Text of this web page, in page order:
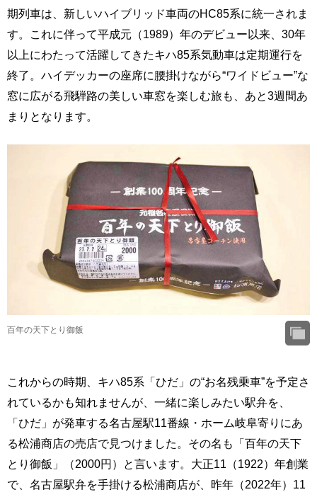
期列車は、新しいハイブリッド車両のHC85系に統一されま
す。これに伴って平成元（1989）年のデビュー以来、30年
以上にわたって活躍してきたキハ85系気動車は定期運行を
終了。ハイデッカーの座席に腰掛けながら“ワイドビュー”な
窓に広がる飛騨路の美しい車窓を楽しむ旅も、あと3週間あ
まりとなります。
百年の天下とり御飯
これからの時期、キハ85系「ひだ」の“お名残乗車”を予定さ
れているかも知れませんが、一緒に楽しみたい駅弁を、
「ひだ」が発車する名古屋駅11番線・ホーム岐阜寄りにあ
る松浦商店の売店で見つけました。その名も「百年の天下
とり御飯」（2000円）と言います。大正11（1922）年創業
で、名古屋駅弁を手掛ける松浦商店が、昨年（2022年）11